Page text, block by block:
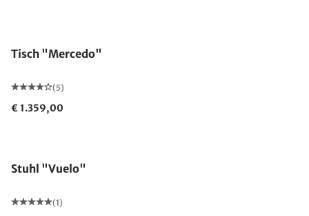
Tisch "Mercedo"
(5)
€ 1.359,00
Stuhl "Vuelo"
(1)